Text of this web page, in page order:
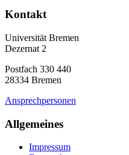
Kontakt
Universität Bremen
Dezernat 2
Postfach 330 440
28334 Bremen
Ansprechpersonen
Allgemeines
Impressum